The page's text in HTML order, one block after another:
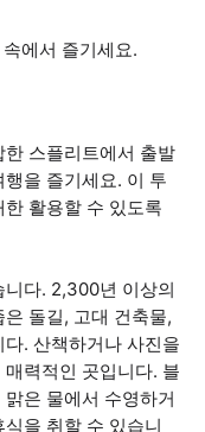
에서 즐기세요.
스플리트에서 출발
을 즐기세요. 이 투
활용할 수 있도록
다. 2,300년 이상의
돌길, 고대 건축물,
. 산책하거나 사진을
력적인 곳입니다. 블
은 물에서 수영하거
을 취할 수 있습니